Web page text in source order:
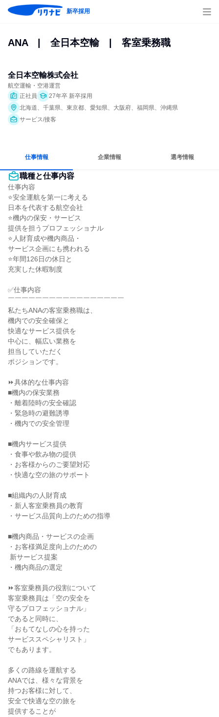
新卒採用
ANA　|　全日本空輸　|　客室乗務職
全日本空輸株式会社
航空運輸・空港運営
正社員
27年卒 新卒採用
北海道、千葉県、東京都、愛知県、大阪府、福岡県、沖縄県
サービス/接客
仕事情報 企業情報 選考情報
職種と仕事内容
仕事内容
⭐安全運航を第一に考える
日本を代表する航空会社
⭐機内の保安・サービス
提供を担うプロフェッショナル
⭐人財育成や機内商品・
サービス企画にも携われる
⭐年間126日の休日と
充実した休暇制度
✅仕事内容
￣￣￣￣￣￣￣￣￣￣￣￣￣￣￣￣￣
私たちANAの客室乗務職は、
機内での安全確保と
快適なサービス提供を
中心に、幅広い業務を
担当していただく
ポジションです。
⏩具体的な仕事内容
■機内の保安業務
・離着陸時の安全確認
・緊急時の避難誘導
・機内での安全管理
■機内サービス提供
・食事や飲み物の提供
・お客様からのご要望対応
・快適な空の旅のサポート
■組織内の人財育成
・新人客室乗務員の教育
・サービス品質向上のための指導
■機内商品・サービスの企画
・お客様満足度向上のための
・機内商品の選定
⏩客室乗務員の役割について
客室乗務員は「空の安全を
守るプロフェッショナル」
であると同時に、
「おもてなしの心を持った
サービススペシャリスト」
でもあります。
多くの路線を運航する
ANAでは、様々な背景を
持つお客様に対して、
安全で快適な空の旅を
提供することが